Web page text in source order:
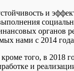
и
органов
нами с 2014
того, в
и